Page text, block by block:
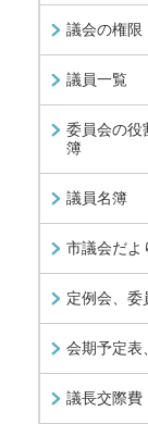
議会の権限
議員一覧
委員会の役
簿
議員名簿
市議会だよ
定例会、委
会期予定表
議長交際費